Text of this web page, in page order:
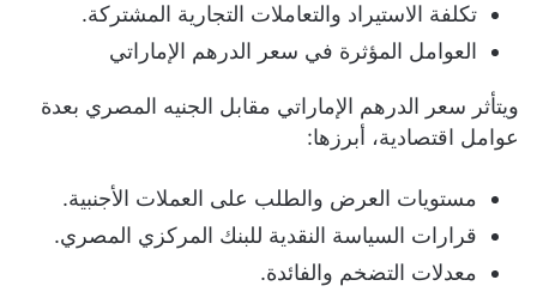
تكلفة الاستيراد والتعاملات التجارية المشتركة.
العوامل المؤثرة في سعر الدرهم الإماراتي
ويتأثر سعر الدرهم الإماراتي مقابل الجنيه المصري بعدة
عوامل اقتصادية، أبرزها:
مستويات العرض والطلب على العملات الأجنبية.
قرارات السياسة النقدية للبنك المركزي المصري.
معدلات التضخم والفائدة.